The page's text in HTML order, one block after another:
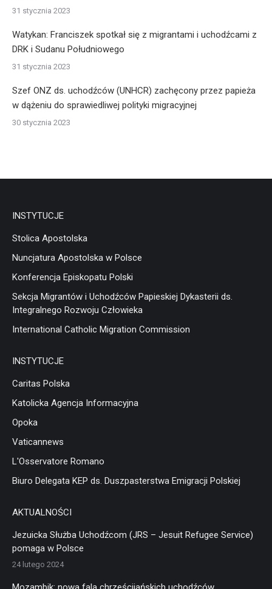
31 stycznia 2023
Watykan: Franciszek spotkał się z migrantami i uchodźcami z
DRK i Sudanu Południowego
31 stycznia 2023
Szef ONZ ds. uchodźców (UNHCR) zachęcony przez papieża
w dążeniu do sprawiedliwej polityki migracyjnej
30 stycznia 2023
INSTYTUCJE
Stolica Apostolska
Nuncjatura Apostolska w Polsce
Konferencja Episkopatu Polski
Sekcja Migrantów i Uchodźców Papieskiej Dykasterii ds.
Integralnego Rozwoju Człowieka
International Catholic Migration Commission
INSTYTUCJE
Caritas Polska
Katolicka Agencja Informacyjna
Opoka
Vaticannews
L'Osservatore Romano
Biuro Delegata KEP ds. Duszpasterstwa Emigracji Polskiej
AKTUALNOŚCI
Jezuicka Służba Uchodźcom (JRS – Jesuit Refugee Service)
pomaga w Polsce
24 lutego 2024